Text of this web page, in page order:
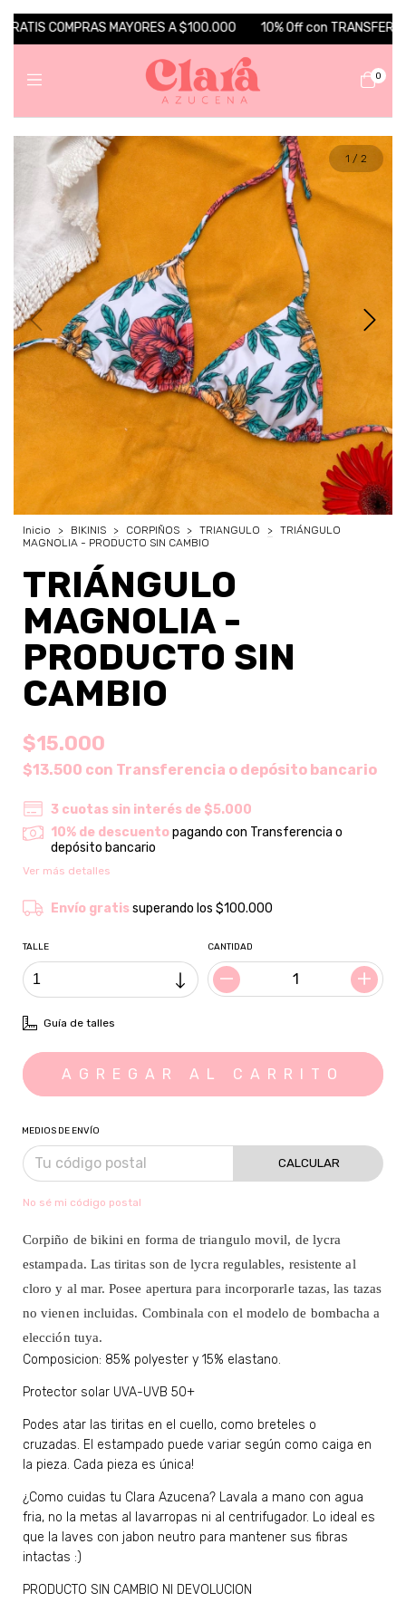
COMPRAS MAYORES A $100.000 10% Off con
0
1 / 2
Inicio > BIKINIS > CORPIÑOS > TRIANGULO > TRIÁNGULO
MAGNOLIA - PRODUCTO SIN CAMBIO
TRIÁNGULO
MAGNOLIA -
PRODUCTO SIN
CAMBIO
$15.000
$13.500 con Transferencia o depósito bancario
3 cuotas sin interés de $5.000
10% de descuentopagando con Transferencia o
depósito bancario
Ver más detalles
Envío gratissuperando los$100.000
TALLE CANTIDAD
Guía de talles
MEDIOS DE ENVÍO
CALCULAR
No sé mi código postal
Corpiño de bikini en forma de triangulo movil, de lycra
estampada. Las tiritas son de lycra regulables, resistente al
cloro y al mar. Posee apertura para incorporarle tazas, las tazas
no vienen incluidas. Combinala con el modelo de bombacha a
elección tuya.
Composicion: 85% polyester y 15% elastano.
Protector solar UVA-UVB 50+
Podes atar las tiritas en el cuello, como breteles o
cruzadas. El estampado puede variar según como caiga en
la pieza. Cada pieza es única!
¿Como cuidas tu Clara Azucena? Lavala a mano con agua
fria, no la metas al lavarropas ni al centrifugador. Lo ideal es
que la laves con jabon neutro para mantener sus fibras
intactas :)
PRODUCTO SIN CAMBIO NI DEVOLUCION